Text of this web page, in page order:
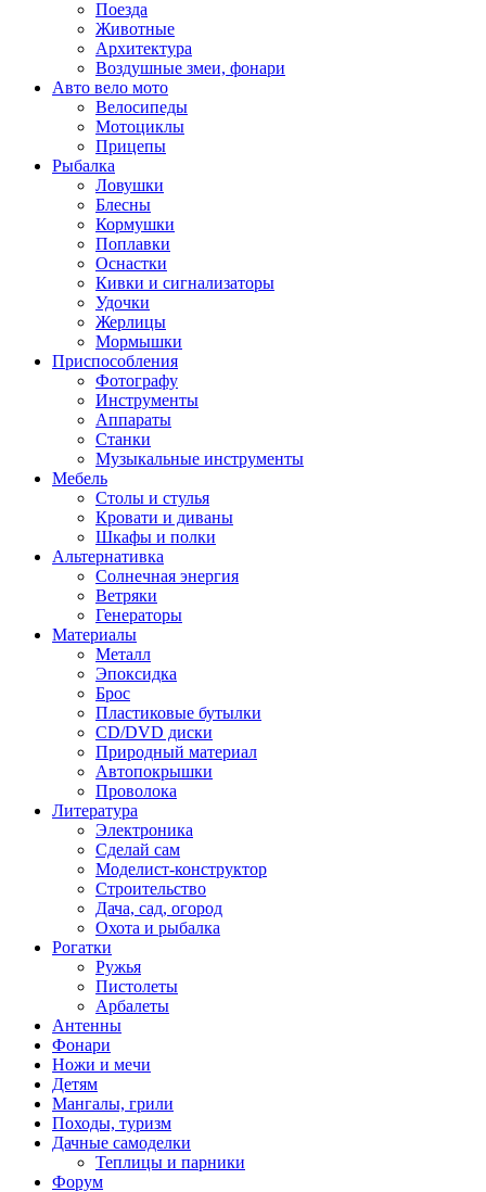
Поезда
Животные
Архитектура
Воздушные змеи, фонари
Авто вело мото
Велосипеды
Мотоциклы
Прицепы
Рыбалка
Ловушки
Блесны
Кормушки
Поплавки
Оснастки
Кивки и сигнализаторы
Удочки
Жерлицы
Мормышки
Приспособления
Фотографу
Инструменты
Аппараты
Станки
Музыкальные инструменты
Мебель
Столы и стулья
Кровати и диваны
Шкафы и полки
Альтернативка
Солнечная энергия
Ветряки
Генераторы
Материалы
Металл
Эпоксидка
Брос
Пластиковые бутылки
CD/DVD диски
Природный материал
Автопокрышки
Проволока
Литература
Электроника
Сделай сам
Моделист-конструктор
Строительство
Дача, сад, огород
Охота и рыбалка
Рогатки
Ружья
Пистолеты
Арбалеты
Антенны
Фонари
Ножи и мечи
Детям
Мангалы, грили
Походы, туризм
Дачные самоделки
Теплицы и парники
Форум